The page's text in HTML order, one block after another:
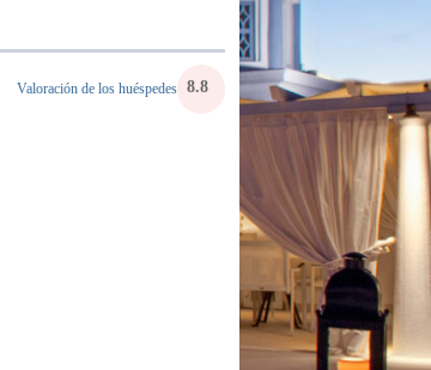
Valoración de los huéspedes 8.8